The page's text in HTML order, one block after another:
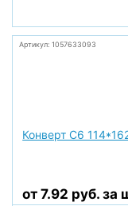
Артикул: 1057633093
Конверт С6
от 7.92 руб. за